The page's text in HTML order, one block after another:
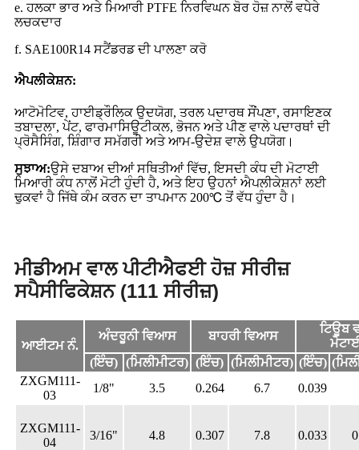
e. ਹਲਕਾ ਭਾਰ ਅਤੇ ਮਿਆਰੀ PTFE ਨਿਰਵਿਘਨ ਬੋਰ ਹੋਜ਼ ਨਾਲੋਂ ਵਧੇਰੇ
ਲਚਕਦਾਰ
f. SAE100R14 ਸਟੈਂਡਰਡ ਦੀ ਪਾਲਣਾ ਕਰੋ
ਐਪਲੀਕੇਸ਼ਨ:
ਆਟੋਮੋਟਿਵ, ਹਾਈਡ੍ਰੌਲਿਕ ਉਦਯੋਗ, ਤਰਲ ਪਦਾਰਥ ਸੌਂਪਣਾ, ਰਸਾਇਣਕ
ਤਬਾਦਲਾ, ਪੇਂਟ, ਫਾਰਮਾਸਿਊਟੀਕਲ, ਭੋਜਨ ਅਤੇ ਪੀਣ ਵਾਲੇ ਪਦਾਰਥਾਂ ਦੀ
ਪ੍ਰੋਸੈਸਿੰਗ, ਸ਼ਿੰਗਾਰ ਸਮੱਗਰੀ ਅਤੇ ਆਮ-ਉਦੇਸ਼ ਵਾਲੇ ਉਪਯੋਗ।
ਸੁਝਾਅ:ਉਸੇ ਦਬਾਅ ਦੀਆਂ ਸਥਿਤੀਆਂ ਵਿੱਚ, ਇਸਦੀ ਕੰਧ ਦੀ ਮੋਟਾਈ
ਮਿਆਰੀ ਕੰਧ ਨਾਲੋਂ ਮੋਟੀ ਹੁੰਦੀ ਹੈ, ਅਤੇ ਇਹ ਉਹਨਾਂ ਐਪਲੀਕੇਸ਼ਨਾਂ ਲਈ
ਢੁਕਵਾਂ ਹੈ ਜਿੱਥੇ ਕੰਮ ਕਰਨ ਦਾ ਤਾਪਮਾਨ 200℃ ਤੋਂ ਵੱਧ ਹੁੰਦਾ ਹੈ।
ਮੀਡੀਅਮ ਵਾਲ ਪੀਟੀਐਫਈ ਹੋਜ਼ ਸੀਰੀਜ਼
ਸਪੈਸੀਫਿਕੇਸ਼ਨ (111 ਸੀਰੀਜ਼)
ਆਈਟਮ ਨੰ.
ਅੰਦਰੂਨੀ ਵਿਆਸ ਬਾਹਰੀ ਵਿਆਸ
ਟਿਊਬ
(ਇੰਚ) (ਮਿਲੀਮੀਟਰ) (ਇੰਚ) (ਮਿਲੀਮੀਟਰ) (ਇੰਚ)
ZXGM111-
03
1/8" 3.5 0.264 6.7 0.039
ZXGM111-
04
3/16" 4.8 0.307 7.8 0.033